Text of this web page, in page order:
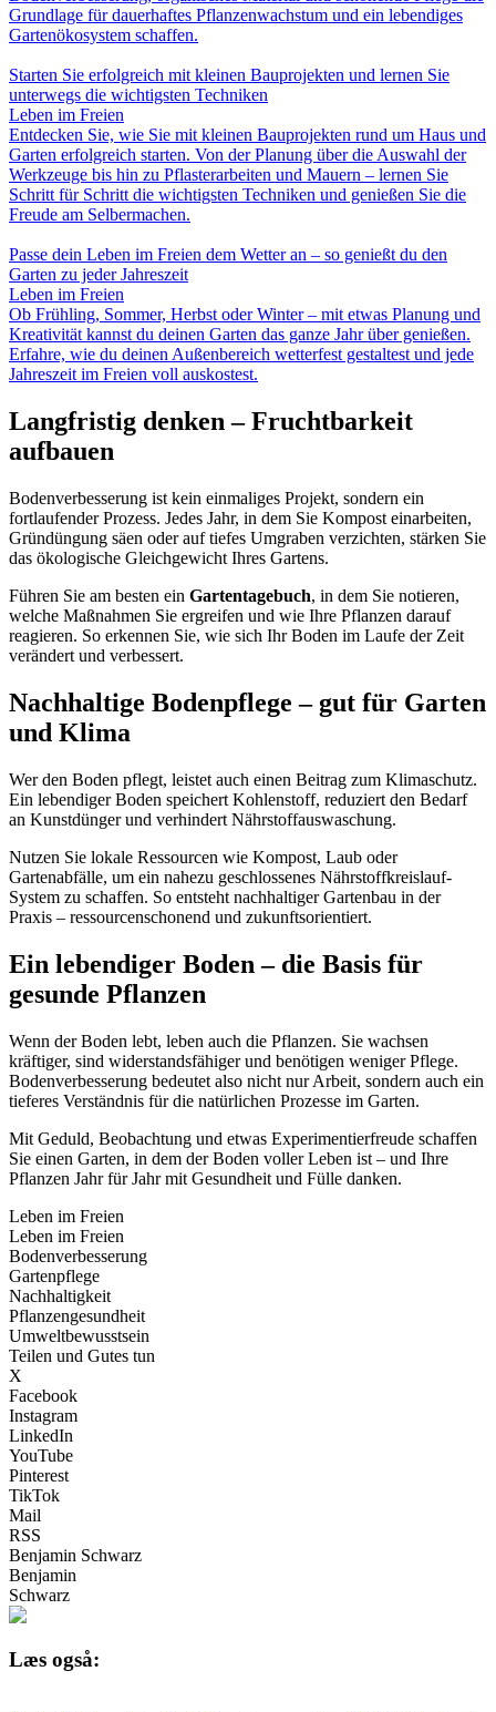
Grundlage für dauerhaftes Pflanzenwachstum und ein lebendiges
Gartenökosystem schaffen.
Starten Sie erfolgreich mit kleinen Bauprojekten und lernen Sie
unterwegs die wichtigsten Techniken
Leben im Freien
Entdecken Sie, wie Sie mit kleinen Bauprojekten rund um Haus und
Garten erfolgreich starten. Von der Planung über die Auswahl der
Werkzeuge bis hin zu Pflasterarbeiten und Mauern – lernen Sie
Schritt für Schritt die wichtigsten Techniken und genießen Sie die
Freude am Selbermachen.
Passe dein Leben im Freien dem Wetter an – so genießt du den
Garten zu jeder Jahreszeit
Leben im Freien
Ob Frühling, Sommer, Herbst oder Winter – mit etwas Planung und
Kreativität kannst du deinen Garten das ganze Jahr über genießen.
Erfahre, wie du deinen Außenbereich wetterfest gestaltest und jede
Jahreszeit im Freien voll auskostest.
Langfristig denken – Fruchtbarkeit
aufbauen
Bodenverbesserung ist kein einmaliges Projekt, sondern ein
fortlaufender Prozess. Jedes Jahr, in dem Sie Kompost einarbeiten,
Gründüngung säen oder auf tiefes Umgraben verzichten, stärken Sie
das ökologische Gleichgewicht Ihres Gartens.
Führen Sie am besten ein Gartentagebuch, in dem Sie notieren,
welche Maßnahmen Sie ergreifen und wie Ihre Pflanzen darauf
reagieren. So erkennen Sie, wie sich Ihr Boden im Laufe der Zeit
verändert und verbessert.
Nachhaltige Bodenpflege – gut für Garten
und Klima
Wer den Boden pflegt, leistet auch einen Beitrag zum Klimaschutz.
Ein lebendiger Boden speichert Kohlenstoff, reduziert den Bedarf
an Kunstdünger und verhindert Nährstoffauswaschung.
Nutzen Sie lokale Ressourcen wie Kompost, Laub oder
Gartenabfälle, um ein nahezu geschlossenes Nährstoffkreislauf-
System zu schaffen. So entsteht nachhaltiger Gartenbau in der
Praxis – ressourcenschonend und zukunftsorientiert.
Ein lebendiger Boden – die Basis für
gesunde Pflanzen
Wenn der Boden lebt, leben auch die Pflanzen. Sie wachsen
kräftiger, sind widerstandsfähiger und benötigen weniger Pflege.
Bodenverbesserung bedeutet also nicht nur Arbeit, sondern auch ein
tieferes Verständnis für die natürlichen Prozesse im Garten.
Mit Geduld, Beobachtung und etwas Experimentierfreude schaffen
Sie einen Garten, in dem der Boden voller Leben ist – und Ihre
Pflanzen Jahr für Jahr mit Gesundheit und Fülle danken.
Leben im Freien
Leben im Freien
Bodenverbesserung
Gartenpflege
Nachhaltigkeit
Pflanzengesundheit
Umweltbewusstsein
Teilen und Gutes tun
X
Facebook
Instagram
LinkedIn
YouTube
Pinterest
TikTok
Mail
RSS
Benjamin Schwarz
Benjamin
Schwarz
Læs også: